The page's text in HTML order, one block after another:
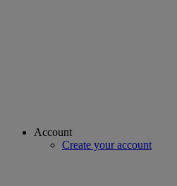
Account
Create your account